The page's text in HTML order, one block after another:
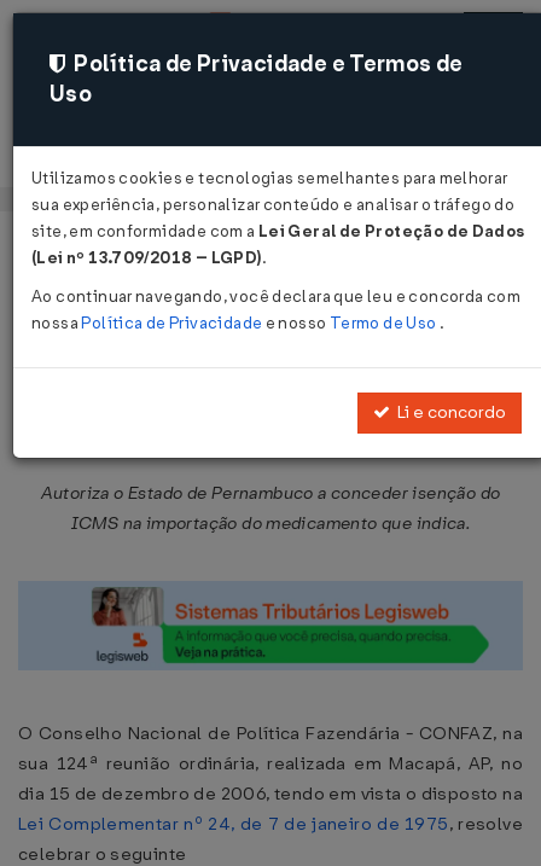
Acessar
Página Inicial Legislações
Convênio ICMS nº 161 de
Autoriza o Estado de Pernambuco a conceder isenção do
ICMS na importação do medicamento que indica.
O Conselho Nacional de Política Fazendária - CONFAZ, na
sua 124ª reunião ordinária, realizada em Macapá, AP, no
dia 15 de dezembro de 2006, tendo em vista o disposto na
Lei Complementar nº 24, de 7 de janeiro de 1975, resolve
celebrar o seguinte
Política de Privacidade e Termos de
Uso
Utilizamos cookies e tecnologias semelhantes para melhorar
sua experiência, personalizar conteúdo e analisar o tráfego do
site, em conformidade com a Lei Geral de Proteção de Dados
(Lei nº 13.709/2018 – LGPD).
Ao continuar navegando, você declara que leu e concorda com
nossaPolítica de Privacidade e nosso Termo de Uso .
Li e concordo